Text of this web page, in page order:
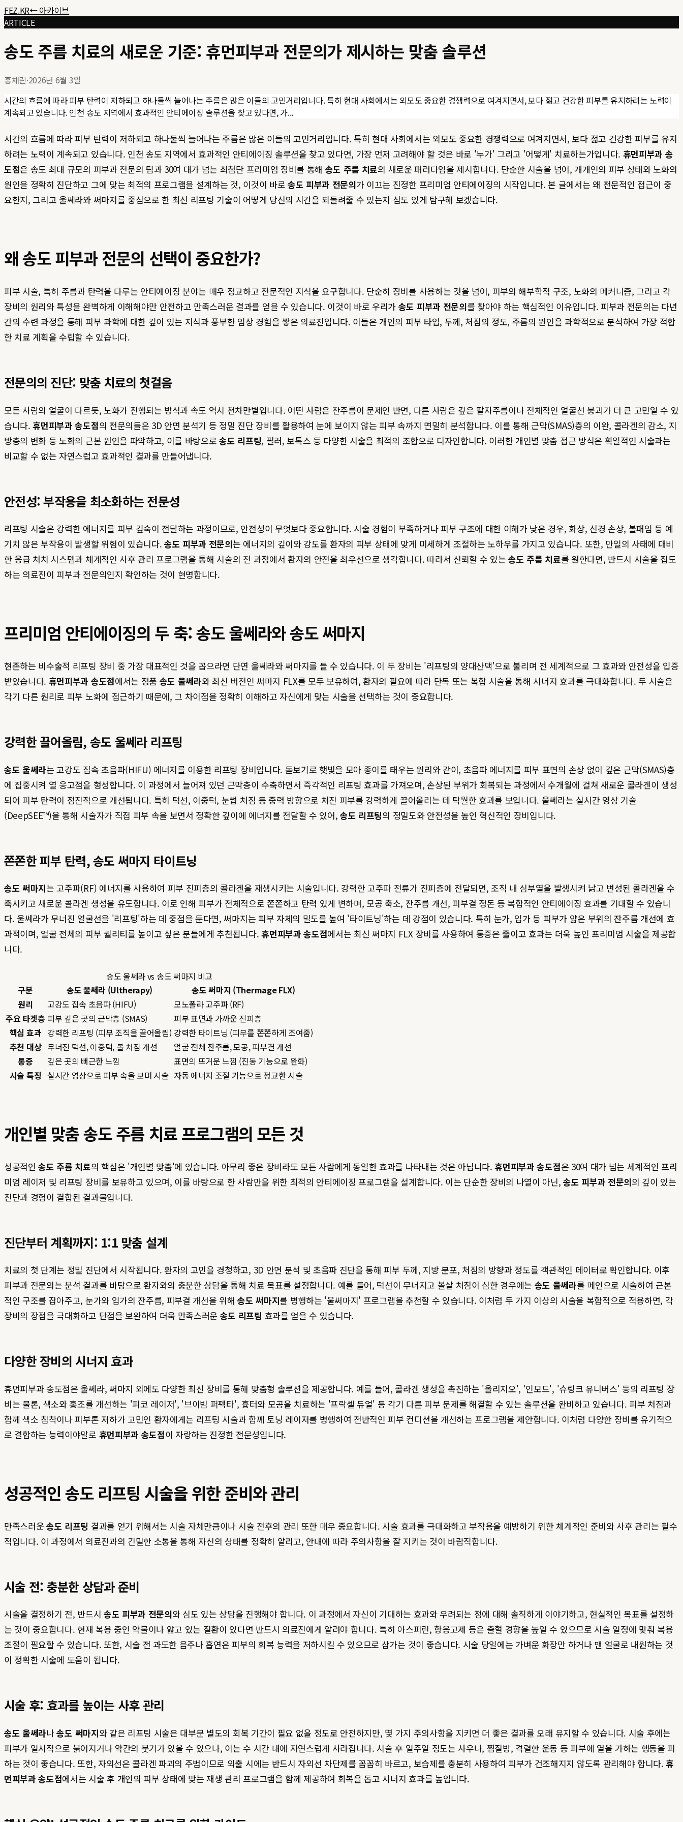
FEZ.KR← 아카이브
ARTICLE
송도 주름 치료의 새로운 기준: 휴먼피부과 전문의가 제시하는 맞춤 솔루션
홍채린·2026년 6월 3일
시간의 흐름에 따라 피부 탄력이 저하되고 하나둘씩 늘어나는 주름은 많은 이들의 고민거리입니다. 특히 현대 사회에서는 외모도 중요한 경쟁력으로 여겨지면서, 보다 젊고 건강한 피부를 유지하려는 노력이
계속되고 있습니다. 인천 송도 지역에서 효과적인 안티에이징 솔루션을 찾고 있다면, 가...
시간의 흐름에 따라 피부 탄력이 저하되고 하나둘씩 늘어나는 주름은 많은 이들의 고민거리입니다. 특히 현대 사회에서는 외모도 중요한 경쟁력으로 여겨지면서, 보다 젊고 건강한 피부를 유지
하려는 노력이 계속되고 있습니다. 인천 송도 지역에서 효과적인 안티에이징 솔루션을 찾고 있다면, 가장 먼저 고려해야 할 것은 바로 '누가' 그리고 '어떻게' 치료하는가입니다. 휴먼피부과 송
도점은 송도 최대 규모의 피부과 전문의 팀과 30여 대가 넘는 최첨단 프리미엄 장비를 통해 송도 주름 치료의 새로운 패러다임을 제시합니다. 단순한 시술을 넘어, 개개인의 피부 상태와 노화의
원인을 정확히 진단하고 그에 맞는 최적의 프로그램을 설계하는 것, 이것이 바로 송도 피부과 전문의가 이끄는 진정한 프리미엄 안티에이징의 시작입니다. 본 글에서는 왜 전문적인 접근이 중
요한지, 그리고 울쎄라와 써마지를 중심으로 한 최신 리프팅 기술이 어떻게 당신의 시간을 되돌려줄 수 있는지 심도 있게 탐구해 보겠습니다.
왜 송도 피부과 전문의 선택이 중요한가?
피부 시술, 특히 주름과 탄력을 다루는 안티에이징 분야는 매우 정교하고 전문적인 지식을 요구합니다. 단순히 장비를 사용하는 것을 넘어, 피부의 해부학적 구조, 노화의 메커니즘, 그리고 각
장비의 원리와 특성을 완벽하게 이해해야만 안전하고 만족스러운 결과를 얻을 수 있습니다. 이것이 바로 우리가 송도 피부과 전문의를 찾아야 하는 핵심적인 이유입니다. 피부과 전문의는 다년
간의 수련 과정을 통해 피부 과학에 대한 깊이 있는 지식과 풍부한 임상 경험을 쌓은 의료진입니다. 이들은 개인의 피부 타입, 두께, 처짐의 정도, 주름의 원인을 과학적으로 분석하여 가장 적합
한 치료 계획을 수립할 수 있습니다.
전문의의 진단: 맞춤 치료의 첫걸음
모든 사람의 얼굴이 다르듯, 노화가 진행되는 방식과 속도 역시 천차만별입니다. 어떤 사람은 잔주름이 문제인 반면, 다른 사람은 깊은 팔자주름이나 전체적인 얼굴선 붕괴가 더 큰 고민일 수 있
습니다.휴먼피부과 송도점의 전문의들은 3D 안면 분석기 등 정밀 진단 장비를 활용하여 눈에 보이지 않는 피부 속까지 면밀히 분석합니다. 이를 통해 근막(SMAS)층의 이완, 콜라겐의 감소, 지
방층의 변화 등 노화의 근본 원인을 파악하고, 이를 바탕으로송도 리프팅, 필러, 보톡스 등 다양한 시술을 최적의 조합으로 디자인합니다. 이러한 개인별 맞춤 접근 방식은 획일적인 시술과는
비교할 수 없는 자연스럽고 효과적인 결과를 만들어냅니다.
안전성: 부작용을 최소화하는 전문성
리프팅 시술은 강력한 에너지를 피부 깊숙이 전달하는 과정이므로, 안전성이 무엇보다 중요합니다. 시술 경험이 부족하거나 피부 구조에 대한 이해가 낮은 경우, 화상, 신경 손상, 볼패임 등 예
기치 않은 부작용이 발생할 위험이 있습니다. 송도 피부과 전문의는 에너지의 깊이와 강도를 환자의 피부 상태에 맞게 미세하게 조절하는 노하우를 가지고 있습니다. 또한, 만일의 사태에 대비
한 응급 처치 시스템과 체계적인 사후 관리 프로그램을 통해 시술의 전 과정에서 환자의 안전을 최우선으로 생각합니다. 따라서 신뢰할 수 있는송도 주름 치료를 원한다면, 반드시 시술을 집도
하는 의료진이 피부과 전문의인지 확인하는 것이 현명합니다.
프리미엄 안티에이징의 두 축: 송도 울쎄라와 송도 써마지
현존하는 비수술적 리프팅 장비 중 가장 대표적인 것을 꼽으라면 단연 울쎄라와 써마지를 들 수 있습니다. 이 두 장비는 '리프팅의 양대산맥'으로 불리며 전 세계적으로 그 효과와 안전성을 입증
받았습니다. 휴먼피부과 송도점에서는 정품 송도 울쎄라와 최신 버전인 써마지 FLX를 모두 보유하여, 환자의 필요에 따라 단독 또는 복합 시술을 통해 시너지 효과를 극대화합니다. 두 시술은
각기 다른 원리로 피부 노화에 접근하기 때문에, 그 차이점을 정확히 이해하고 자신에게 맞는 시술을 선택하는 것이 중요합니다.
강력한 끌어올림, 송도 울쎄라 리프팅
송도 울쎄라는 고강도 집속 초음파(HIFU) 에너지를 이용한 리프팅 장비입니다. 돋보기로 햇빛을 모아 종이를 태우는 원리와 같이, 초음파 에너지를 피부 표면의 손상 없이 깊은 근막(SMAS)층
에 집중시켜 열 응고점을 형성합니다. 이 과정에서 늘어져 있던 근막층이 수축하면서 즉각적인 리프팅 효과를 가져오며, 손상된 부위가 회복되는 과정에서 수개월에 걸쳐 새로운 콜라겐이 생성
되어 피부 탄력이 점진적으로 개선됩니다. 특히 턱선, 이중턱, 눈썹 처짐 등 중력 방향으로 처진 피부를 강력하게 끌어올리는 데 탁월한 효과를 보입니다. 울쎄라는 실시간 영상 기술
(DeepSEE™)을 통해 시술자가 직접 피부 속을 보면서 정확한 깊이에 에너지를 전달할 수 있어,송도 리프팅의 정밀도와 안전성을 높인 혁신적인 장비입니다.
쫀쫀한 피부 탄력, 송도 써마지 타이트닝
송도 써마지는 고주파(RF) 에너지를 사용하여 피부 진피층의 콜라겐을 재생시키는 시술입니다. 강력한 고주파 전류가 진피층에 전달되면, 조직 내 심부열을 발생시켜 낡고 변성된 콜라겐을 수
축시키고 새로운 콜라겐 생성을 유도합니다. 이로 인해 피부가 전체적으로 쫀쫀하고 탄력 있게 변하며, 모공 축소, 잔주름 개선, 피부결 정돈 등 복합적인 안티에이징 효과를 기대할 수 있습니
다. 울쎄라가 무너진 얼굴선을 '리프팅'하는 데 중점을 둔다면, 써마지는 피부 자체의 밀도를 높여 '타이트닝'하는 데 강점이 있습니다. 특히 눈가, 입가 등 피부가 얇은 부위의 잔주름 개선에 효
과적이며, 얼굴 전체의 피부 퀄리티를 높이고 싶은 분들에게 추천됩니다.휴먼피부과 송도점에서는 최신 써마지 FLX 장비를 사용하여 통증은 줄이고 효과는 더욱 높인 프리미엄 시술을 제공합
니다.
송도 울쎄라 vs 송도 써마지 비교
구분
송도 울쎄라 (Ultherapy)
송도 써마지 (Thermage FLX)
원리
고강도 집속 초음파 (HIFU)
모노폴라 고주파 (RF)
주요 타겟층 피부 깊은 곳의 근막층 (SMAS)
피부 표면과 가까운 진피층
핵심 효과 강력한 리프팅 (피부 조직을 끌어올림) 강력한 타이트닝 (피부를 쫀쫀하게 조여줌)
추천 대상 무너진 턱선, 이중턱, 볼 처짐 개선
얼굴 전체 잔주름, 모공, 피부결 개선
통증
깊은 곳의 뻐근한 느낌
표면의 뜨거운 느낌 (진동 기능으로 완화)
시술 특징 실시간 영상으로 피부 속을 보며 시술 자동 에너지 조절 기능으로 정교한 시술
개인별 맞춤 송도 주름 치료 프로그램의 모든 것
성공적인송도 주름 치료의 핵심은 '개인별 맞춤'에 있습니다. 아무리 좋은 장비라도 모든 사람에게 동일한 효과를 나타내는 것은 아닙니다.휴먼피부과 송도점은 30여 대가 넘는 세계적인 프리
미엄 레이저 및 리프팅 장비를 보유하고 있으며, 이를 바탕으로 한 사람만을 위한 최적의 안티에이징 프로그램을 설계합니다. 이는 단순한 장비의 나열이 아닌,송도 피부과 전문의의 깊이 있는
진단과 경험이 결합된 결과물입니다.
진단부터 계획까지: 1:1 맞춤 설계
치료의 첫 단계는 정밀 진단에서 시작됩니다. 환자의 고민을 경청하고, 3D 안면 분석 및 초음파 진단을 통해 피부 두께, 지방 분포, 처짐의 방향과 정도를 객관적인 데이터로 확인합니다. 이후
피부과 전문의는 분석 결과를 바탕으로 환자와의 충분한 상담을 통해 치료 목표를 설정합니다. 예를 들어, 턱선이 무너지고 볼살 처짐이 심한 경우에는 송도 울쎄라를 메인으로 시술하여 근본
적인 구조를 잡아주고, 눈가와 입가의 잔주름, 피부결 개선을 위해송도 써마지를 병행하는 '울써마지' 프로그램을 추천할 수 있습니다. 이처럼 두 가지 이상의 시술을 복합적으로 적용하면, 각
장비의 장점을 극대화하고 단점을 보완하여 더욱 만족스러운 송도 리프팅 효과를 얻을 수 있습니다.
다양한 장비의 시너지 효과
휴먼피부과 송도점은 울쎄라, 써마지 외에도 다양한 최신 장비를 통해 맞춤형 솔루션을 제공합니다. 예를 들어, 콜라겐 생성을 촉진하는 '올리지오', '인모드', '슈링크 유니버스' 등의 리프팅 장
비는 물론, 색소와 홍조를 개선하는 '피코 레이저', '브이빔 퍼펙타', 흉터와 모공을 치료하는 '프락셀 듀얼' 등 각기 다른 피부 문제를 해결할 수 있는 솔루션을 완비하고 있습니다. 피부 처짐과
함께 색소 침착이나 피부톤 저하가 고민인 환자에게는 리프팅 시술과 함께 토닝 레이저를 병행하여 전반적인 피부 컨디션을 개선하는 프로그램을 제안합니다. 이처럼 다양한 장비를 유기적으
로 결합하는 능력이야말로 휴먼피부과 송도점이 자랑하는 진정한 전문성입니다.
성공적인 송도 리프팅 시술을 위한 준비와 관리
만족스러운송도 리프팅 결과를 얻기 위해서는 시술 자체만큼이나 시술 전후의 관리 또한 매우 중요합니다. 시술 효과를 극대화하고 부작용을 예방하기 위한 체계적인 준비와 사후 관리는 필수
적입니다. 이 과정에서 의료진과의 긴밀한 소통을 통해 자신의 상태를 정확히 알리고, 안내에 따라 주의사항을 잘 지키는 것이 바람직합니다.
시술 전: 충분한 상담과 준비
시술을 결정하기 전, 반드시 송도 피부과 전문의와 심도 있는 상담을 진행해야 합니다. 이 과정에서 자신이 기대하는 효과와 우려되는 점에 대해 솔직하게 이야기하고, 현실적인 목표를 설정하
는 것이 중요합니다. 현재 복용 중인 약물이나 앓고 있는 질환이 있다면 반드시 의료진에게 알려야 합니다. 특히 아스피린, 항응고제 등은 출혈 경향을 높일 수 있으므로 시술 일정에 맞춰 복용
조절이 필요할 수 있습니다. 또한, 시술 전 과도한 음주나 흡연은 피부의 회복 능력을 저하시킬 수 있으므로 삼가는 것이 좋습니다. 시술 당일에는 가벼운 화장만 하거나 맨 얼굴로 내원하는 것
이 정확한 시술에 도움이 됩니다.
시술 후: 효과를 높이는 사후 관리
송도 울쎄라나송도 써마지와 같은 리프팅 시술은 대부분 별도의 회복 기간이 필요 없을 정도로 안전하지만, 몇 가지 주의사항을 지키면 더 좋은 결과를 오래 유지할 수 있습니다. 시술 후에는
피부가 일시적으로 붉어지거나 약간의 붓기가 있을 수 있으나, 이는 수 시간 내에 자연스럽게 사라집니다. 시술 후 일주일 정도는 사우나, 찜질방, 격렬한 운동 등 피부에 열을 가하는 행동을 피
하는 것이 좋습니다. 또한, 자외선은 콜라겐 파괴의 주범이므로 외출 시에는 반드시 자외선 차단제를 꼼꼼히 바르고, 보습제를 충분히 사용하여 피부가 건조해지지 않도록 관리해야 합니다.휴
먼피부과 송도점에서는 시술 후 개인의 피부 상태에 맞는 재생 관리 프로그램을 함께 제공하여 회복을 돕고 시너지 효과를 높입니다.